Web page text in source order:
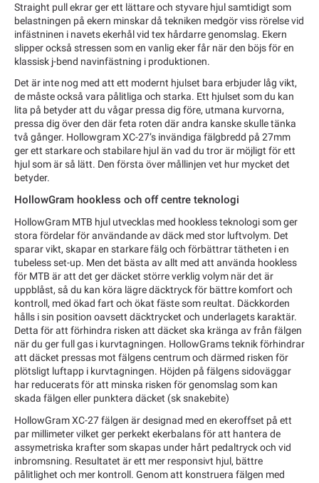
Straight pull ekrar ger ett lättare och styvare hjul samtidigt som
belastningen på ekern minskar då tekniken medgör viss rörelse vid
infästninen i navets ekerhål vid tex hårdarre genomslag. Ekern
slipper också stressen som en vanlig eker får när den böjs för en
klassisk j-bend navinfästning i produktionen.
Det är inte nog med att ett modernt hjulset bara erbjuder låg vikt,
de måste också vara pålitliga och starka. Ett hjulset som du kan
lita på betyder att du vågar pressa dig före, utmana kurvorna,
pressa dig över den där feta roten där andra kanske skulle tänka
två gånger. Hollowgram XC-27’s invändiga fälgbredd på 27mm
ger ett starkare och stabilare hjul än vad du tror är möjligt för ett
hjul som är så lätt. Den första över mållinjen vet hur mycket det
betyder.
HollowGram hookless och off centre teknologi
HollowGram MTB hjul utvecklas med hookless teknologi som ger
stora fördelar för användande av däck med stor luftvolym. Det
sparar vikt, skapar en starkare fälg och förbättrar tätheten i en
tubeless set-up. Men det bästa av allt med att använda hookless
för MTB är att det ger däcket större verklig volym när det är
uppblåst, så du kan köra lägre däcktryck för bättre komfort och
kontroll, med ökad fart och ökat fäste som reultat. Däckkorden
hålls i sin position oavsett däcktrycket och underlagets karaktär.
Detta för att förhindra risken att däcket ska kränga av från fälgen
när du ger full gas i kurvtagningen. HollowGrams teknik förhindrar
att däcket pressas mot fälgens centrum och därmed risken för
plötsligt luftapp i kurvtagningen. Höjden på fälgens sidoväggar
har reducerats för att minska risken för genomslag som kan
skada fälgen eller punktera däcket (sk snakebite)
HollowGram XC-27 fälgen är designad med en ekeroffset på ett
par millimeter vilket ger perkekt ekerbalans för att hantera de
assymetriska krafter som skapas under hårt pedaltryck och vid
inbromsning. Resultatet är ett mer responsivt hjul, bättre
pålitlighet och mer kontroll. Genom att konstruera fälgen med